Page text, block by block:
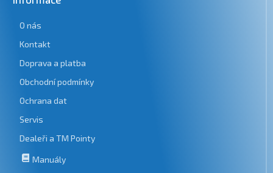
O nás
Kontakt
Doprava a platba
Obchodní podmínky
Ochrana dat
Servis
Dealeři a TM Pointy
Manuály